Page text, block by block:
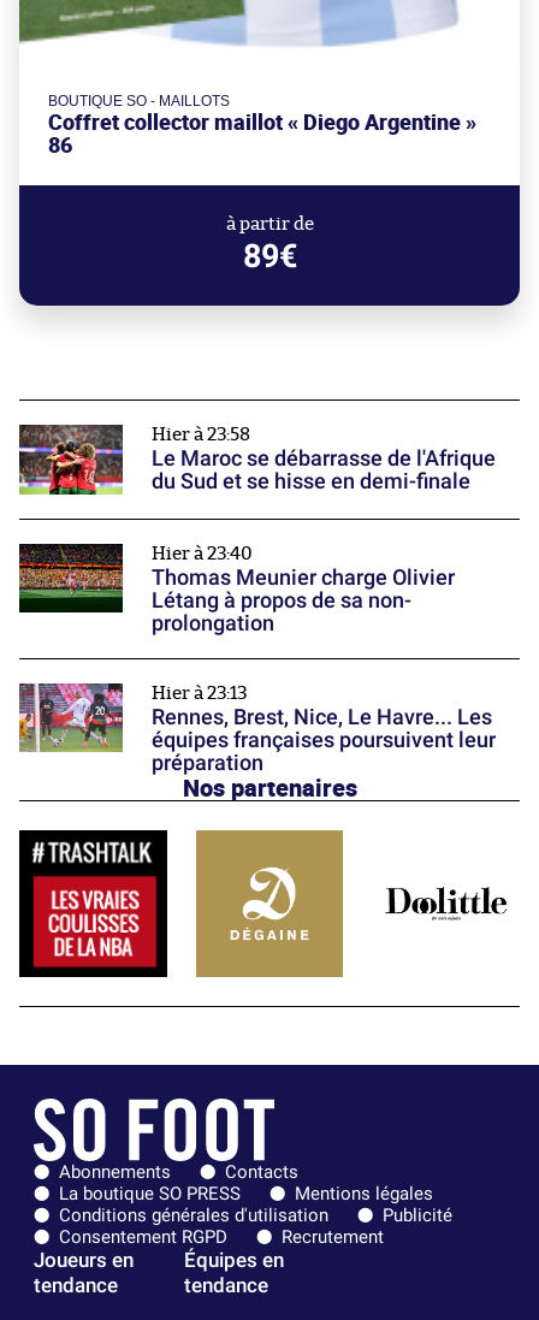
BOUTIQUE SO - MAILLOTS
Coffret collector maillot « Diego Argentine »
86
à partir de
89€
Hier à 23:58
Le Maroc se débarrasse de l'Afrique
du Sud et se hisse en demi-finale
Hier à 23:40
Thomas Meunier charge Olivier
Létang à propos de sa non-
prolongation
Hier à 23:13
Rennes, Brest, Nice, Le Havre... Les
équipes françaises poursuivent leur
préparation
Nos partenaires
Abonnements
Contacts
La boutique SO PRESS
Mentions légales
Conditions générales d'utilisation
Publicité
Consentement RGPD
Recrutement
Joueurs en
tendance
Équipes en
tendance